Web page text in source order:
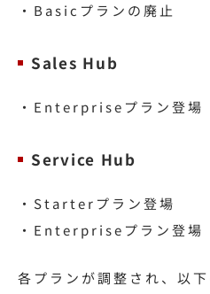
・Basicプランの廃止
Sales Hub
・Enterpriseプラン登場
Service Hub
・Starterプラン登場
・Enterpriseプラン登場
各プランが調整され、以